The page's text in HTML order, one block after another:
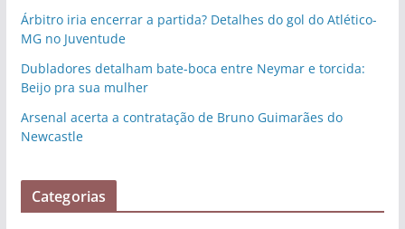
Árbitro iria encerrar a partida? Detalhes do gol do Atlético-
MG no Juventude
Dubladores detalham bate-boca entre Neymar e torcida:
Beijo pra sua mulher
Arsenal acerta a contratação de Bruno Guimarães do
Newcastle
Categorias